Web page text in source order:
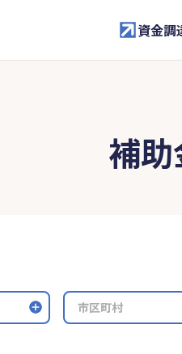
資金調
補
市区町村